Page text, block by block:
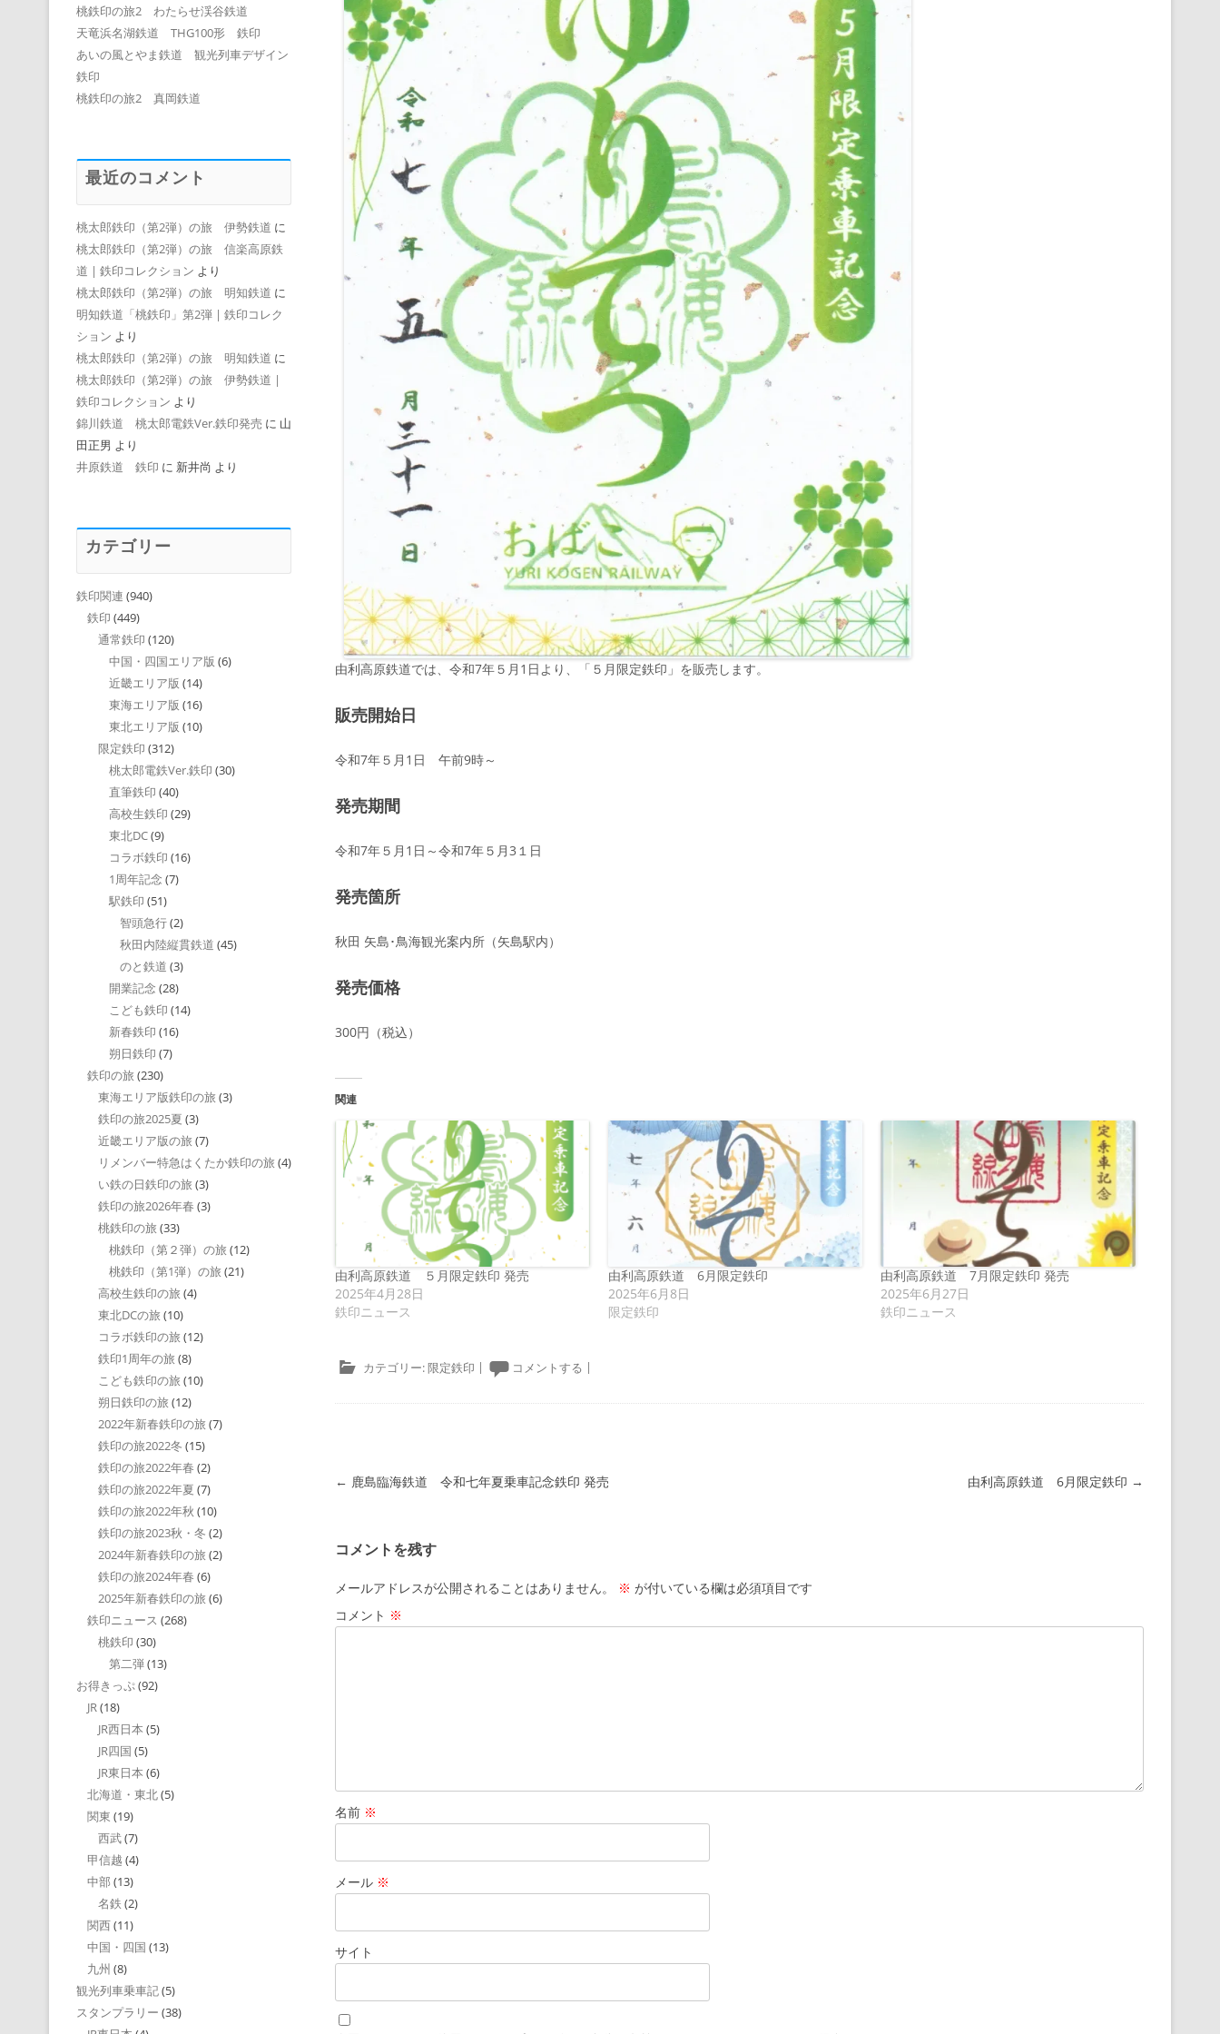
由利高原鉄道では、令和7年５月1日より、「５月限定鉄印」を販売します。
販売開始日
令和7年５月1日 午前9時～
発売期間
令和7年５月1日～令和7年５月3１日
発売箇所
秋田 矢島･鳥海観光案内所（矢島駅内）
発売価格
300円（税込）
関連
由利高原鉄道 ５月限定鉄印 発売
2025年4月28日
鉄印ニュース
由利高原鉄道 6月限定鉄印
2025年6月8日
限定鉄印
由利高原鉄道 7月限定鉄印 発売
2025年6月27日
鉄印ニュース
カテゴリー:限定鉄印 | コメントする |
投稿ナビゲーション
← 鹿島臨海鉄道 令和七年夏乗車記念鉄印 発売 由利高原鉄道 6月限定鉄印 →
コメントを残す
メールアドレスが公開されることはありません。 ※ が付いている欄は必須項目です
コメント ※
名前 ※
メール ※
サイト
桃鉄印の旅2 わたらせ渓谷鉄道
天竜浜名湖鉄道 THG100形 鉄印
あいの風とやま鉄道 観光列車デザイン
鉄印
桃鉄印の旅2 真岡鉄道
最近のコメント
桃太郎鉄印（第2弾）の旅 伊勢鉄道 に
桃太郎鉄印（第2弾）の旅 信楽高原鉄
道 | 鉄印コレクション より
桃太郎鉄印（第2弾）の旅 明知鉄道 に
明知鉄道「桃鉄印」第2弾 | 鉄印コレク
ション より
桃太郎鉄印（第2弾）の旅 明知鉄道 に
桃太郎鉄印（第2弾）の旅 伊勢鉄道 |
鉄印コレクション より
錦川鉄道 桃太郎電鉄Ver.鉄印発売 に 山
田正男 より
井原鉄道 鉄印 に 新井尚 より
カテゴリー
鉄印関連 (940)
鉄印 (449)
通常鉄印 (120)
中国・四国エリア版 (6)
近畿エリア版 (14)
東海エリア版 (16)
東北エリア版 (10)
限定鉄印 (312)
桃太郎電鉄Ver.鉄印 (30)
直筆鉄印 (40)
高校生鉄印 (29)
東北DC(9)
コラボ鉄印 (16)
1周年記念 (7)
駅鉄印 (51)
智頭急行(2)
秋田内陸縦貫鉄道 (45)
のと鉄道 (3)
開業記念 (28)
こども鉄印 (14)
新春鉄印 (16)
朔日鉄印 (7)
鉄印の旅 (230)
東海エリア版鉄印の旅 (3)
鉄印の旅2025夏 (3)
近畿エリア版の旅 (7)
リメンバー特急はくたか鉄印の旅 (4)
い鉄の日鉄印の旅 (3)
鉄印の旅2026年春 (3)
桃鉄印の旅 (33)
桃鉄印（第２弾）の旅 (12)
桃鉄印（第1弾）の旅 (21)
高校生鉄印の旅 (4)
東北DCの旅 (10)
コラボ鉄印の旅 (12)
鉄印1周年の旅 (8)
こども鉄印の旅 (10)
朔日鉄印の旅 (12)
2022年新春鉄印の旅 (7)
鉄印の旅2022冬 (15)
鉄印の旅2022年春 (2)
鉄印の旅2022年夏 (7)
鉄印の旅2022年秋 (10)
鉄印の旅2023秋・冬 (2)
2024年新春鉄印の旅 (2)
鉄印の旅2024年春 (6)
2025年新春鉄印の旅 (6)
鉄印ニュース (268)
桃鉄印 (30)
第二弾(13)
お得きっぷ(92)
JR(18)
JR西日本 (5)
JR四国 (5)
JR東日本 (6)
北海道・東北(5)
関東 (19)
西武(7)
甲信越 (4)
中部 (13)
名鉄 (2)
関西(11)
中国・四国 (13)
九州 (8)
観光列車乗車記(5)
スタンプラリー (38)